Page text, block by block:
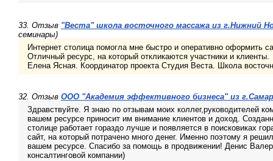
33. Отзыв "Веста" школа восточного массажа из г.Нижний
семинары)
Интернет столица помогла мне быстро и оперативно оформить
Отличный ресурс, на который откликаются участники и клиенты.
Елена Ясная. Координатор проекта Студия Веста. Школа
32. Отзыв ООО "Академия эффективного бизнеса" из
Здравствуйте. Я знаю по отзывам моих коллег,руководителей
вашем ресурсе приносит им внимание клиентов и доход.
столице работает гораздо лучше и появляется в поисковиках
сайт, на который потрачено много денег. Именно поэтому я
вашем ресурсе. Спасибо за помощь в продвижении! Денис
консалтинговой компании)